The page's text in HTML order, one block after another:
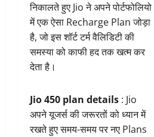
निकालते हुए Jio ने अपने पोर्टफोलियो
में एक ऐसा Recharge Plan जोड़ा
है, जो इस शॉर्ट टर्म वैलिडिटी की
समस्या को काफी हद तक खत्म कर
देता है।
Jio 450 plan details : Jio
अपने यूजर्स की जरूरतों को ध्यान में
रखते हुए समय-समय पर नए Plans